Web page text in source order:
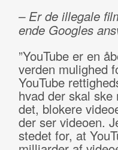
– Er de illegale
ende Googles
”YouTube er en
verden mulighed
YouTube
hvad der skal
det, blokere
der ser videoen.
stedet for, at